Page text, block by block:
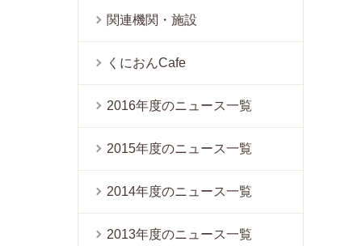
関連機関・施設
くにおんCafe
2016年度のニュース一覧
2015年度のニュース一覧
2014年度のニュース一覧
2013年度のニュース一覧